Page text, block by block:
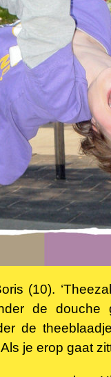
(10).
de
de
je erop gaat